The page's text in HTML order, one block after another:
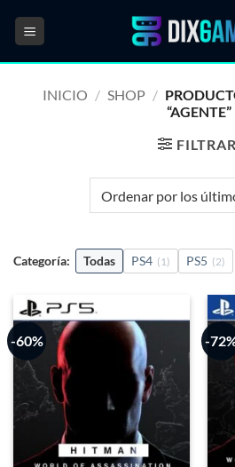
INICIO / SHOP /
“AGENTE”
FILTRAR
Categoría: Todas PS4 (1) PS5 (2)
-60% -